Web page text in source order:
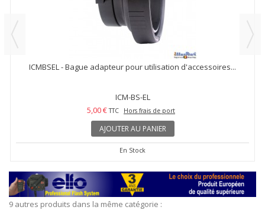
ICMBSEL - Bague adapteur pour utilisation d'accessoires...
ICM-BS-EL
5,00 € TTC Hors frais de port
AJOUTER AU PANIER
En Stock
9 autres produits dans la même catégorie :